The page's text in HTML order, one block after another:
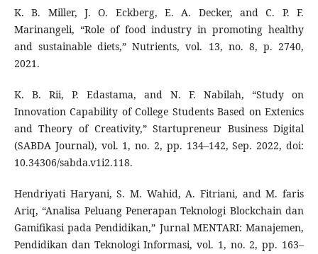
K. B. Miller, J. O. Eckberg, E. A. Decker, and C. P. F.
Marinangeli, “Role of food industry in promoting healthy
and sustainable diets,” Nutrients, vol. 13, no. 8, p. 2740,
2021.
K. B. Rii, P. Edastama, and N. F. Nabilah, “Study on
Innovation Capability of College Students Based on Extenics
and Theory of Creativity,” Startupreneur Business Digital
(SABDA Journal), vol. 1, no. 2, pp. 134–142, Sep. 2022, doi:
10.34306/sabda.v1i2.118.
Hendriyati Haryani, S. M. Wahid, A. Fitriani, and M. faris
Ariq, “Analisa Peluang Penerapan Teknologi Blockchain dan
Gamifikasi pada Pendidikan,” Jurnal MENTARI: Manajemen,
Pendidikan dan Teknologi Informasi, vol. 1, no. 2, pp. 163–